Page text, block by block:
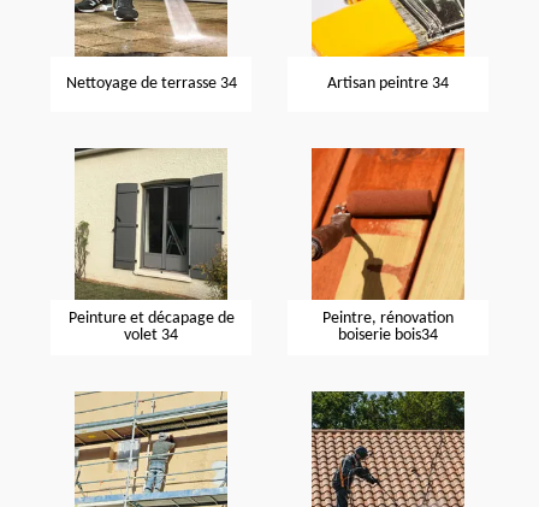
Nettoyage de terrasse 34 Artisan peintre 34
Peinture et décapage de
volet 34
Peintre, rénovation
boiserie bois34